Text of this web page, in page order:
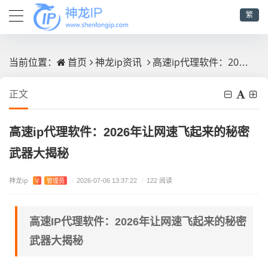
繁
当前位置： 首页 神龙ip资讯 高速ip代理软件：2026年让网速飞起来的秘密武器大揭秘
正文
高速ip代理软件：2026年让网速飞起来的秘密
武器大揭秘
神龙ip V 管理员 / 2026-07-06 13:37:22 / 122 阅读
高速IP代理软件：2026年让网速飞起来的秘密
武器大揭秘